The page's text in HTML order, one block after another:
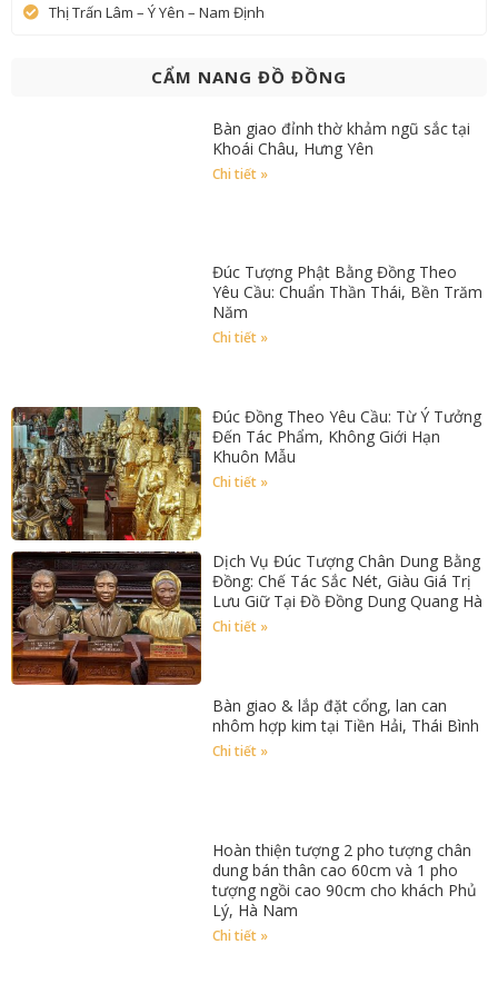
Thị Trấn Lâm – Ý Yên – Nam Định
CẨM NANG ĐỒ ĐỒNG
Bàn giao đỉnh thờ khảm ngũ sắc tại
Khoái Châu, Hưng Yên
Chi tiết »
Đúc Tượng Phật Bằng Đồng Theo
Yêu Cầu: Chuẩn Thần Thái, Bền Trăm
Năm
Chi tiết »
Đúc Đồng Theo Yêu Cầu: Từ Ý Tưởng
Đến Tác Phẩm, Không Giới Hạn
Khuôn Mẫu
Chi tiết »
Dịch Vụ Đúc Tượng Chân Dung Bằng
Đồng: Chế Tác Sắc Nét, Giàu Giá Trị
Lưu Giữ Tại Đồ Đồng Dung Quang Hà
Chi tiết »
Bàn giao & lắp đặt cổng, lan can
nhôm hợp kim tại Tiền Hải, Thái Bình
Chi tiết »
Hoàn thiện tượng 2 pho tượng chân
dung bán thân cao 60cm và 1 pho
tượng ngồi cao 90cm cho khách Phủ
Lý, Hà Nam
Chi tiết »